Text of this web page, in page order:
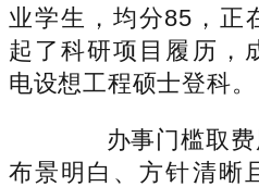
业学生，均分85，正
起了科研项目履历，
电设想工程硕士登科。
办事门槛取费
布景明白、方针清晰